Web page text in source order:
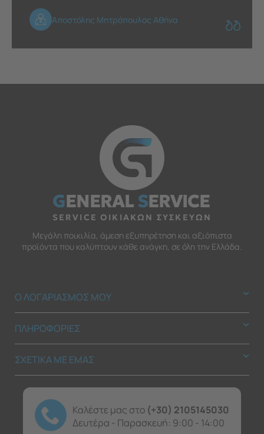
Αποστόλης Μητρόπουλος Αθήνα
GENERALSERVICE
SERVICE ΟΙΚΙΑΚΩΝ ΣΥΣΚΕΥΩΝ
Μεγάλη ποικιλία, άμεση εξυπηρέτηση και αξιόπιστα
προϊόντα που καλύπτουν κάθε ανάγκη, σε όλη την Ελλάδα.
Ο ΛΟΓΑΡΙΑΣΜΟΣ ΜΟΥ
ΠΛΗΡΟΦΟΡΙΕΣ
ΣΧΕΤΙΚΑ ΜΕ ΕΜΑΣ
Καλέστε μας στο (+30) 2105145030
Δευτέρα - Παρασκευή: 9:00 - 14:00